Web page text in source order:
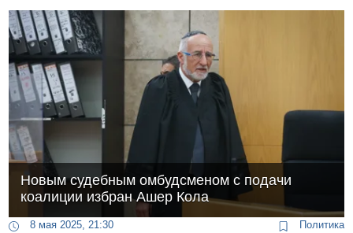
Новым судебным омбудсменом с подачи
коалиции избран Ашер Кола
8 мая 2025, 21:30 Политика